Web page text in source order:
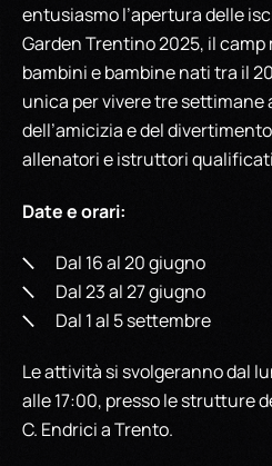
entusiasmo l’apertura delle
Garden Trentino 2025, il
bambini e bambine nati tra il
unica per vivere tre settimane
dell’amicizia e del
allenatori e istruttori
Date e orari:
Dal 16 al 20 giugno
Dal 23 al 27 giugno
Dal 1 al 5 settembre
Le attività si svolgeranno dal
alle 17:00, presso le strutture
C. Endrici a Trento.